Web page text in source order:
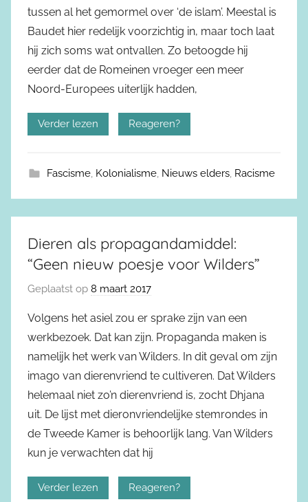
tussen al het gemormel over ‘de islam’. Meestal is
Baudet hier redelijk voorzichtig in, maar toch laat
hij zich soms wat ontvallen. Zo betoogde hij
eerder dat de Romeinen vroeger een meer
Noord-Europees uiterlijk hadden,
Verder lezen Reageren?
Fascisme, Kolonialisme, Nieuws elders, Racisme
Dieren als propagandamiddel:
“Geen nieuw poesje voor Wilders”
Geplaatst op 8 maart 2017
Volgens het asiel zou er sprake zijn van een
werkbezoek. Dat kan zijn. Propaganda maken is
namelijk het werk van Wilders. In dit geval om zijn
imago van dierenvriend te cultiveren. Dat Wilders
helemaal niet zo’n dierenvriend is, zocht Dhjana
uit. De lijst met dieronvriendelijke stemrondes in
de Tweede Kamer is behoorlijk lang. Van Wilders
kun je verwachten dat hij
Verder lezen Reageren?